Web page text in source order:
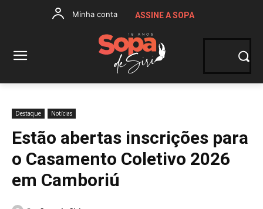
Minha conta ASSINE A SOPA
Destaque Notícias
Estão abertas inscrições para
o Casamento Coletivo 2026
em Camboriú